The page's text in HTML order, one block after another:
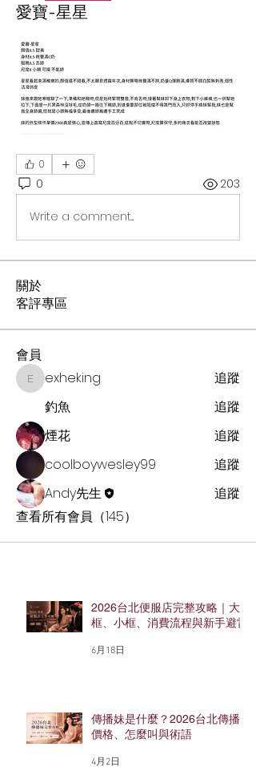
愛寶-星星
0
0 203
Write a comment...
關於
客評專區
會員
exheking
exheking
追蹤
釣魚
追蹤
煙花
追蹤
coolboywesley99
追蹤
Andy先生
追蹤
查看所有會員（145）
2026台北便服店完整攻略｜大
框、小框、消費流程與新手避雷
6月18日
傳播妹是什麼？2026台北傳播
價格、怎麼叫與術語
4月2日